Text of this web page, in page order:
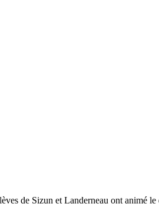
de Sizun et Landerneau ont animé